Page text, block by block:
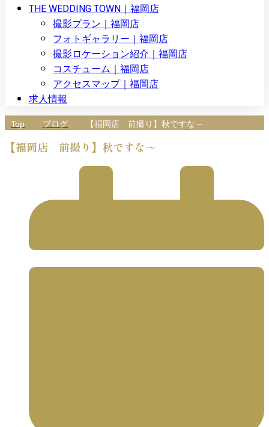
THE WEDDING TOWN｜福岡店
撮影プラン｜福岡店
フォトギャラリー｜福岡店
撮影ロケーション紹介｜福岡店
コスチューム｜福岡店
アクセスマップ｜福岡店
求人情報
Top ブログ 【福岡店 前撮り】秋ですな～
【福岡店 前撮り】秋ですな～